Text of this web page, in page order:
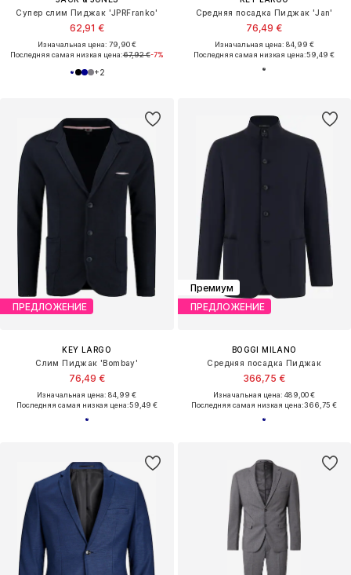
Cупер слим Пиджак 'JPRFranko'
62,91 €
Изначальная цена: 79,90 €
Последняя самая низкая цена:67,92 €-7%
+2
Средняя посадка Пиджак 'Jan'
76,49 €
Изначальная цена: 84,99 €
Последняя самая низкая цена:59,49 €
ПРЕДЛОЖЕНИЕ
KEY LARGO
Слим Пиджак 'Bombay'
76,49 €
Изначальная цена: 84,99 €
Последняя самая низкая цена:59,49 €
Премиум
ПРЕДЛОЖЕНИЕ
BOGGI MILANO
Средняя посадка Пиджак
366,75 €
Изначальная цена: 489,00 €
Последняя самая низкая цена:366,75 €